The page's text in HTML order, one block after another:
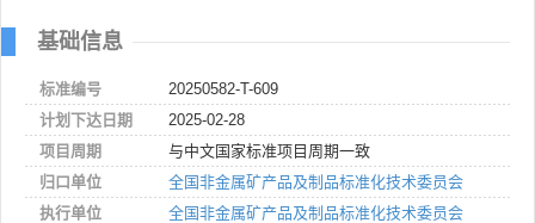
基础信息
标准编号
20250582-T-609
计划下达日期
2025-02-28
项目周期
与中文国家标准项目周期一致
归口单位
全国非金属矿产品及制品标准化技术委员会
执行单位
全国非金属矿产品及制品标准化技术委员会